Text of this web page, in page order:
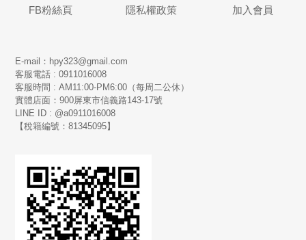
FB粉絲頁 隱私權政策 加入會員
E-mail：hpy323@gmail.com
客服電話 : 0911016008
客服時間 : AM11:00-PM6:00（每周二公休）
實體店面：900屏東市信義路143-17號
LINE ID : @a0911016008
【稅籍編號：81345095】